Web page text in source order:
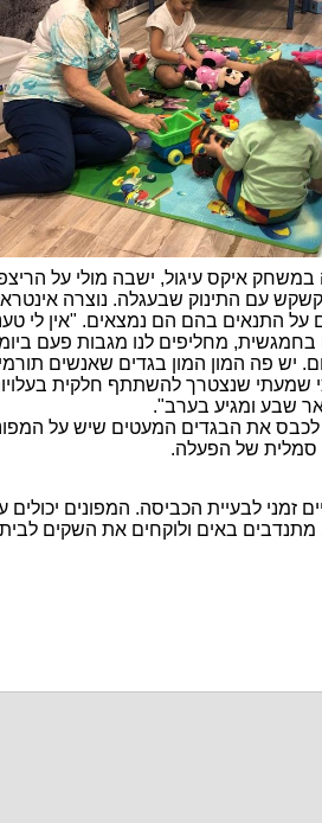
איקס עיגול, ישבה מולי על
עם התינוק שבעגלה. נוצרה
על התנאים בהם הם נמצאים. "אין לי
מחליפים לנו מגבות פעם
יש פה המון המון בגדים שאנשים
שמעתי שנצטרך להשתתף חלקית
שבע ומגיע בערב".
את הבגדים המעטים שיש על
סמלית של הפעלה.
זמני לבעיית הכביסה. המפונים יכולים
באים ולוקחים את השקים